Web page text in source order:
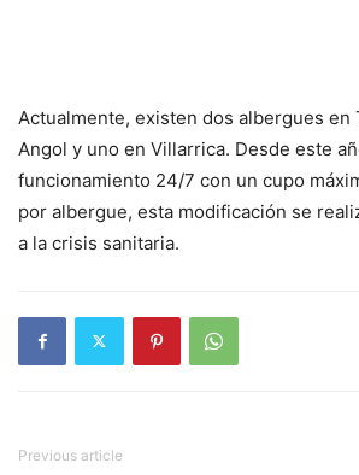
Actualmente, existen dos albergues en
Angol y uno en Villarrica. Desde este
funcionamiento 24/7 con un cupo
por albergue, esta modificación se
a la crisis sanitaria.
Previous article